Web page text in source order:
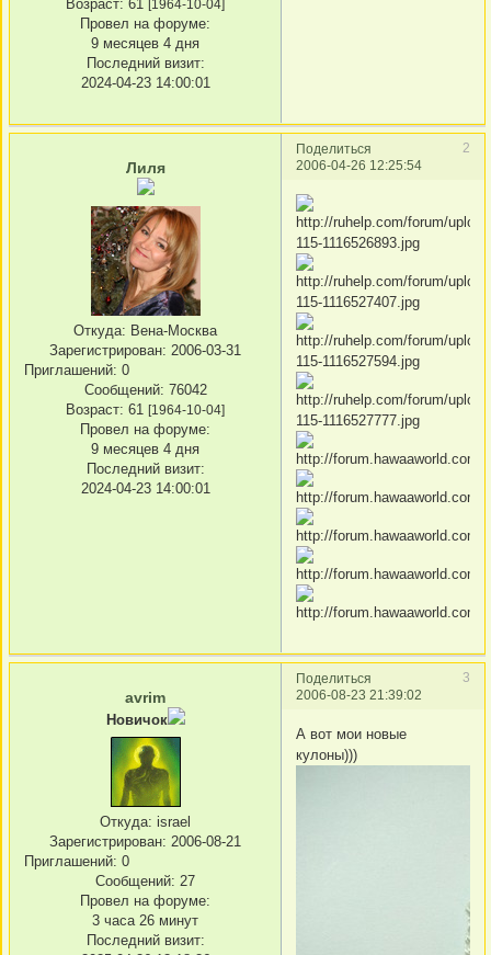
Возраст: 61 [1964-10-04]
Провел на форуме:
9 месяцев 4 дня
Последний визит:
2024-04-23 14:00:01
Поделиться
2
2006-04-26 12:25:54
Лиля
Откуда: Вена-Москва
Зарегистрирован: 2006-03-31
Приглашений: 0
Сообщений: 76042
Возраст: 61 [1964-10-04]
Провел на форуме:
9 месяцев 4 дня
Последний визит:
2024-04-23 14:00:01
Поделиться
3
2006-08-23 21:39:02
avrim
Новичок
Откуда: israel
Зарегистрирован: 2006-08-21
Приглашений: 0
Сообщений: 27
Провел на форуме:
3 часа 26 минут
Последний визит:
А вот мои новые
кулоны)))